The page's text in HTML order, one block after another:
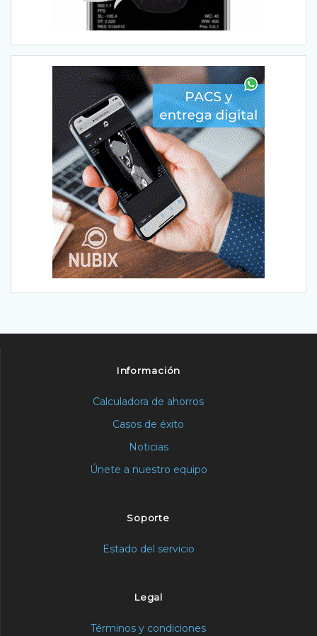
Información
Calculadora de ahorros
Casos de éxito
Noticias
Únete a nuestro equipo
Soporte
Estado del servicio
Legal
Términos y condiciones